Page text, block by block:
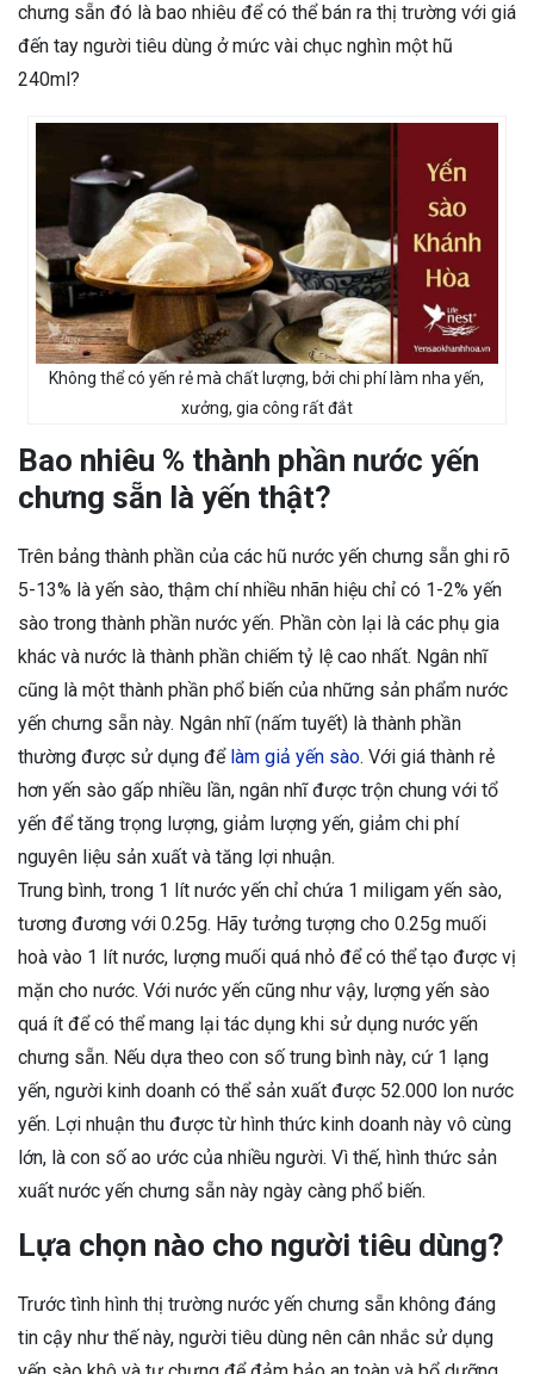
chưng sẵn đó là bao nhiêu để có thể bán ra thị trường với giá
đến tay người tiêu dùng ở mức vài chục nghìn một hũ
240ml?
Không thể có yến rẻ mà chất lượng, bởi chi phí làm nha yến,
xưởng, gia công rất đắt
Bao nhiêu % thành phần nước yến
chưng sẵn là yến thật?
Trên bảng thành phần của các hũ nước yến chưng sẵn ghi rõ
5-13% là yến sào, thậm chí nhiều nhãn hiệu chỉ có 1-2% yến
sào trong thành phần nước yến. Phần còn lại là các phụ gia
khác và nước là thành phần chiếm tỷ lệ cao nhất. Ngân nhĩ
cũng là một thành phần phổ biến của những sản phẩm nước
yến chưng sẵn này. Ngân nhĩ (nấm tuyết) là thành phần
thường được sử dụng để làm giả yến sào. Với giá thành rẻ
hơn yến sào gấp nhiều lần, ngân nhĩ được trộn chung với tổ
yến để tăng trọng lượng, giảm lượng yến, giảm chi phí
nguyên liệu sản xuất và tăng lợi nhuận.
Trung bình, trong 1 lít nước yến chỉ chứa 1 miligam yến sào,
tương đương với 0.25g. Hãy tưởng tượng cho 0.25g muối
hoà vào 1 lít nước, lượng muối quá nhỏ để có thể tạo được vị
mặn cho nước. Với nước yến cũng như vậy, lượng yến sào
quá ít để có thể mang lại tác dụng khi sử dụng nước yến
chưng sẵn. Nếu dựa theo con số trung bình này, cứ 1 lạng
yến, người kinh doanh có thể sản xuất được 52.000 lon nước
yến. Lợi nhuận thu được từ hình thức kinh doanh này vô cùng
lớn, là con số ao ước của nhiều người. Vì thế, hình thức sản
xuất nước yến chưng sẵn này ngày càng phổ biến.
Lựa chọn nào cho người tiêu dùng?
Trước tình hình thị trường nước yến chưng sẵn không đáng
tin cậy như thế này, người tiêu dùng nên cân nhắc sử dụng